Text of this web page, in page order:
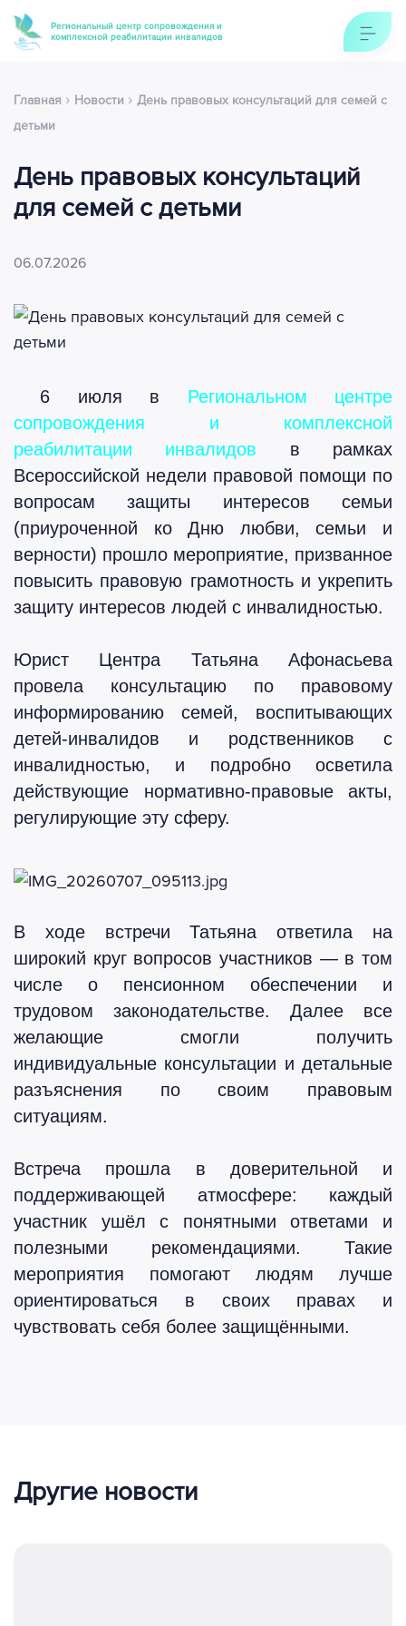
Региональный центр сопровождения и
комплексной реабилитации инвалидов
Главная › Новости › День правовых консультаций для семей с
детьми
День правовых консультаций
для семей с детьми
06.07.2026
6 июля в Региональном центре
сопровождения и комплексной
реабилитации инвалидов в рамках
Всероссийской недели правовой помощи по
вопросам защиты интересов семьи
(приуроченной ко Дню любви, семьи и
верности) прошло мероприятие, призванное
повысить правовую грамотность и укрепить
защиту интересов людей с инвалидностью.
Юрист Центра Татьяна Афонасьева
провела консультацию по правовому
информированию семей, воспитывающих
детей‑инвалидов и родственников с
инвалидностью, и подробно осветила
действующие нормативно‑правовые акты,
регулирующие эту сферу.
В ходе встречи Татьяна ответила на
широкий круг вопросов участников — в том
числе о пенсионном обеспечении и
трудовом законодательстве. Далее все
желающие смогли получить
индивидуальные консультации и детальные
разъяснения по своим правовым
ситуациям.
Встреча прошла в доверительной и
поддерживающей атмосфере: каждый
участник ушёл с понятными ответами и
полезными рекомендациями. Такие
мероприятия помогают людям лучше
ориентироваться в своих правах и
чувствовать себя более защищёнными.
Другие новости